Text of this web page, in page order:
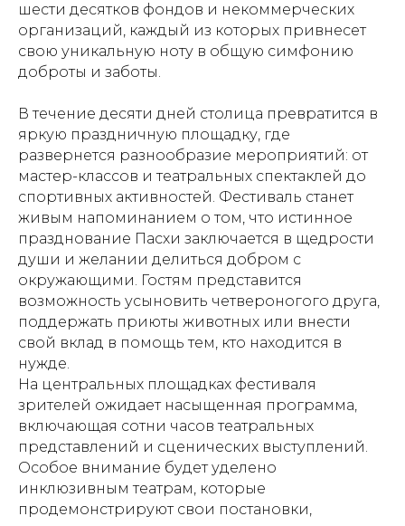
шести десятков фондов и некоммерческих
организаций, каждый из которых привнесет
свою уникальную ноту в общую симфонию
доброты и заботы.
В течение десяти дней столица превратится в
яркую праздничную площадку, где
развернется разнообразие мероприятий: от
мастер-классов и театральных спектаклей до
спортивных активностей. Фестиваль станет
живым напоминанием о том, что истинное
празднование Пасхи заключается в щедрости
души и желании делиться добром с
окружающими. Гостям представится
возможность усыновить четвероногого друга,
поддержать приюты животных или внести
свой вклад в помощь тем, кто находится в
нужде.
На центральных площадках фестиваля
зрителей ожидает насыщенная программа,
включающая сотни часов театральных
представлений и сценических выступлений.
Особое внимание будет уделено
инклюзивным театрам, которые
продемонстрируют свои постановки,